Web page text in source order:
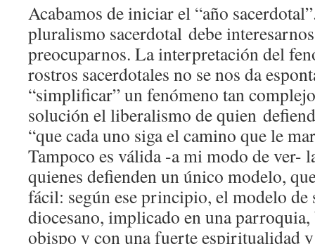
Acabamos de iniciar el “año
pluralismo sacerdotal debe
preocuparnos. La interpretación del
rostros sacerdotales no se nos da
“simplificar” un fenómeno tan
solución el liberalismo de quien
“que cada uno siga el camino que le
Tampoco es válida -a mi modo de ver-
quienes defienden un único modelo,
fácil: según ese principio, el modelo de
diocesano, implicado en una
obispo y con una fuerte espiritualidad